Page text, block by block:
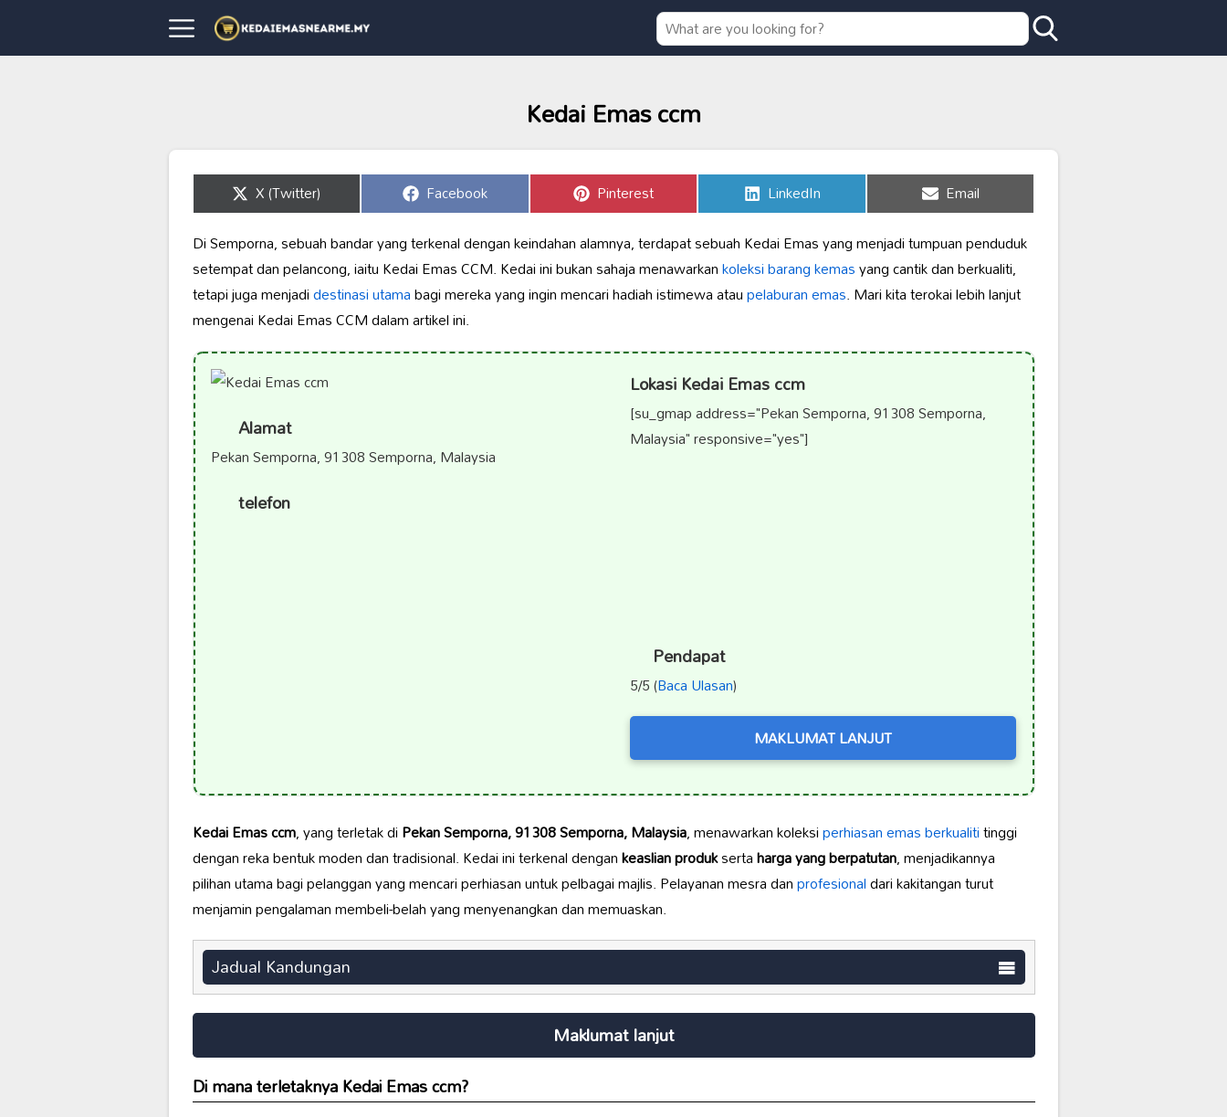
Kedai Emas ccm
Share
on
X (Twitter) Share
on
Facebook Share
on
Pinterest Share
on
LinkedIn Share
on
Email
Di Semporna, sebuah bandar yang terkenal dengan keindahan alamnya, terdapat sebuah Kedai Emas yang menjadi tumpuan penduduk
setempat dan pelancong, iaitu Kedai Emas CCM. Kedai ini bukan sahaja menawarkankoleksi barang kemasyang cantik dan berkualiti,
tetapi juga menjadidestinasi utamabagi mereka yang ingin mencari hadiah istimewa ataupelaburan emas. Mari kita terokai lebih lanjut
mengenai Kedai Emas CCM dalam artikel ini.
Alamat
Pekan Semporna, 91308 Semporna, Malaysia
telefon
Lokasi Kedai Emas ccm
[su_gmap address="Pekan Semporna, 91308 Semporna,
Malaysia" responsive="yes"]
Pendapat
5/5 (Baca Ulasan)
MAKLUMAT LANJUT
Kedai Emas ccm, yang terletak diPekan Semporna, 91308 Semporna, Malaysia, menawarkan koleksiperhiasan emas berkualititinggi
dengan reka bentuk moden dan tradisional. Kedai ini terkenal dengankeaslian produksertaharga yang berpatutan, menjadikannya
pilihan utama bagi pelanggan yang mencari perhiasan untuk pelbagai majlis. Pelayanan mesra danprofesionaldari kakitangan turut
menjamin pengalaman membeli-belah yang menyenangkan dan memuaskan.
Jadual Kandungan
Maklumat lanjut
Di mana terletaknyaKedai Emas ccm?